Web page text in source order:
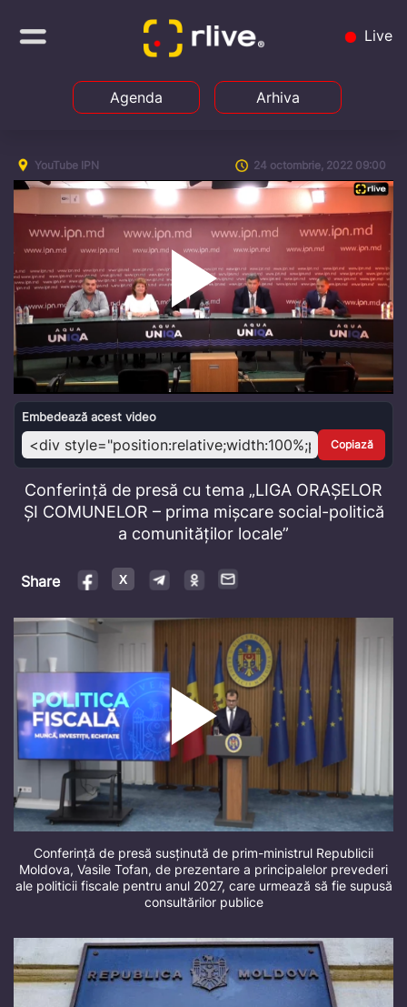
Live
Agenda Arhiva
YouTube IPN 24 octombrie, 2022 09:00
Play
Video
Embedează acest video
Copiază
Conferință de presă cu tema „LIGA ORAȘELOR
ȘI COMUNELOR – prima mișcare social-politică
a comunităților locale”
Share
Conferință de presă susținută de prim-ministrul Republicii
Moldova, Vasile Tofan, de prezentare a principalelor prevederi
ale politicii fiscale pentru anul 2027, care urmează să fie supusă
consultărilor publice